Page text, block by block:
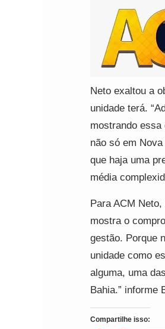
Neto exaltou a
unidade terá.
mostrando
não só em
que haja uma
média
Para ACM
mostra o
gestão. Porque
unidade como
alguma, uma
Bahia.” informe
Compartilhe isso: